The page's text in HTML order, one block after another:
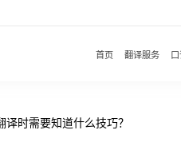
首页 翻译服务
译时需要知道什么技巧？